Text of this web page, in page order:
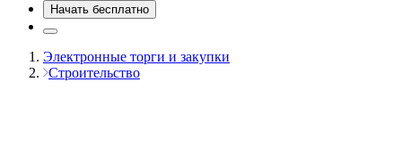
Начать бесплатно
Электронные торги и закупки
Строительство